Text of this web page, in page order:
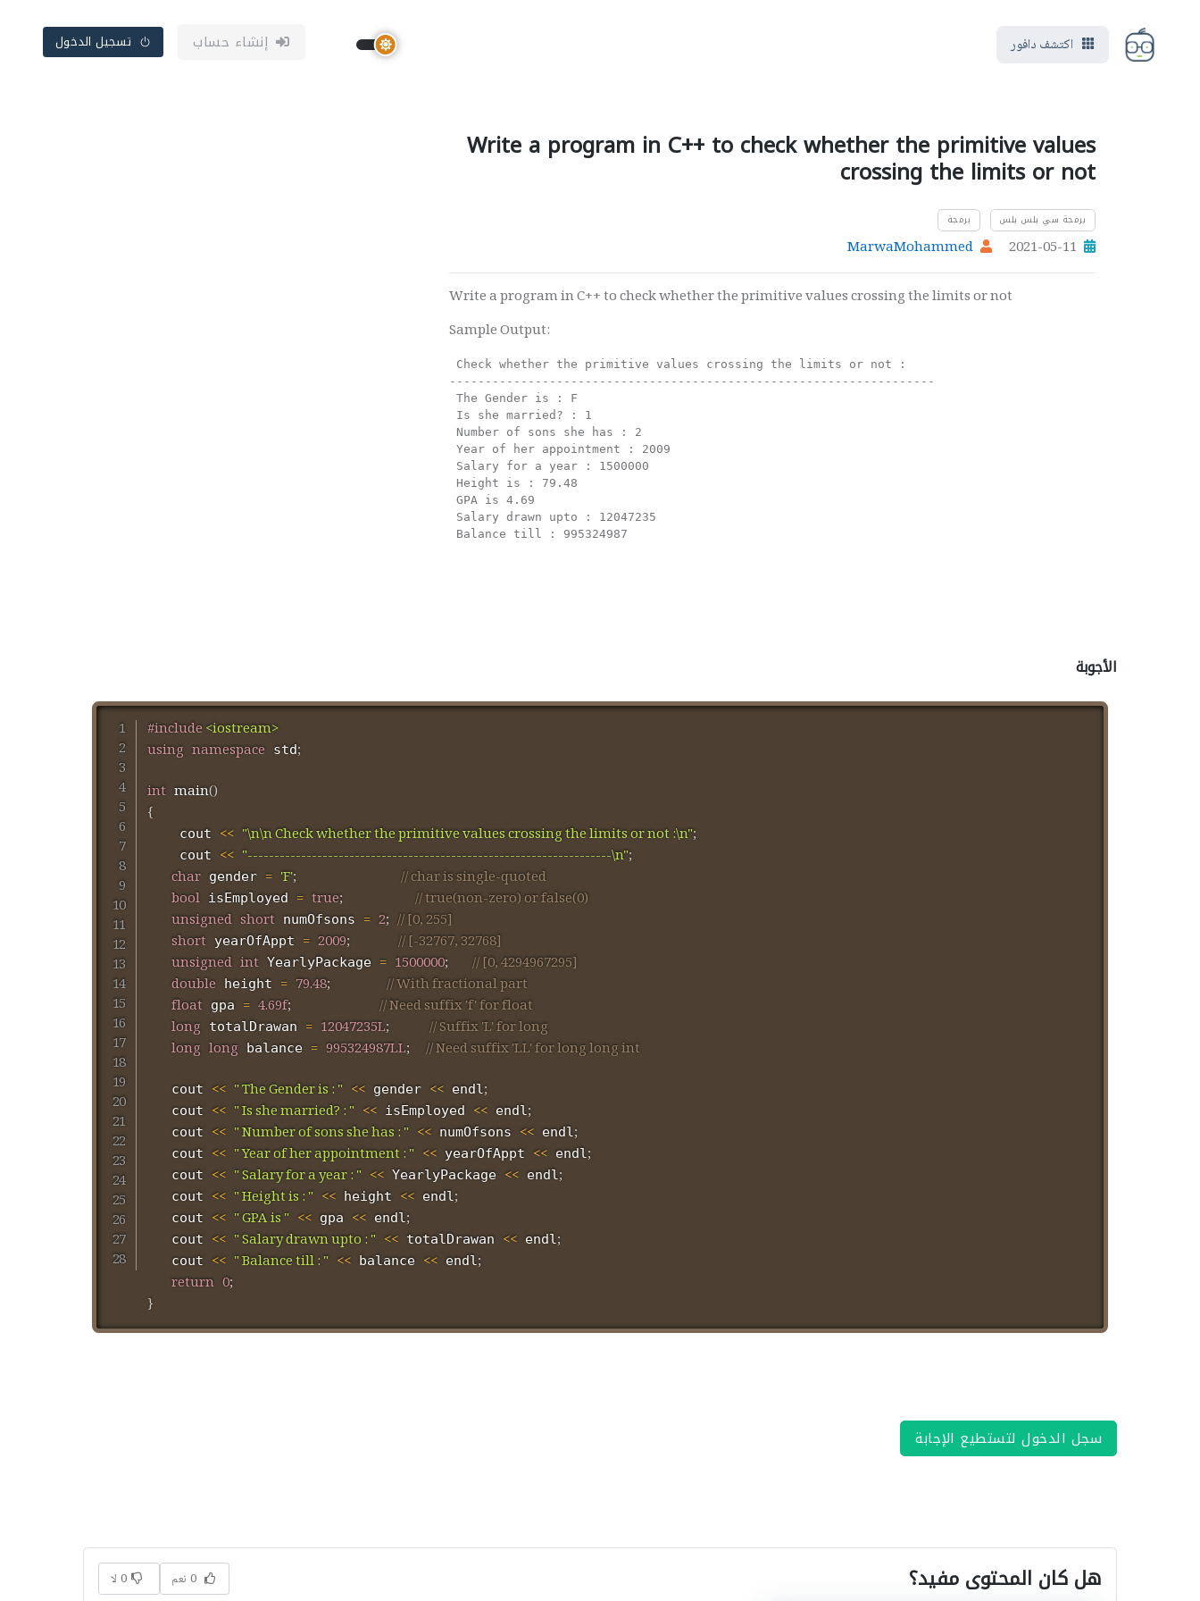
اكتشف دافور إنشاء حساب تسجيل الدخول
Write a program in C++ to check whether the primitive values
crossing the limits or not
برمجة سي بلس بلس برمجة
2021-05-11
MarwaMohammed
Write a program in C++ to check whether the primitive values crossing the limits or not
Sample Output:
Check whether the primitive values crossing the limits or not :
--------------------------------------------------------------------
The Gender is : F
Is she married? : 1
Number of sons she has : 2
Year of her appointment : 2009
Salary for a year : 1500000
Height is : 79.48
GPA is 4.69
Salary drawn upto : 12047235
الأجوبة
#include<iostream>
using namespace std;
int main()
{
    cout
<< "\n\n Check whether the primitive values crossing the limits or not :\n";
	cout
<< "--------------------------------------------------------------------\n";
char gender = 'F';
// char is single-quoted
bool isEmployed = true;
// true(non-zero) or false(0)
unsigned short numOfsons = 2; // [0, 255]
short yearOfAppt = 2009;
// [-32767, 32768]
unsigned int YearlyPackage = 1500000;
// [0, 4294967295]
double height = 79.48;
// With fractional part
float gpa = 4.69f;
// Need suffix 'f' for float
long totalDrawan = 12047235L;
// Suffix 'L' for long
long long balance = 995324987LL; // Need suffix 'LL' for long long int
   cout
<< " The Gender is : " << gender << endl;
   cout
<< " Is she married? : " << isEmployed << endl;
   cout
<< " Number of sons she has : " << numOfsons << endl;
   cout
<< " Year of her appointment : " << yearOfAppt << endl;
   cout
<< " Salary for a year : " << YearlyPackage << endl;
   cout
<< " Height is : " << height << endl;
   cout
<< " GPA is " << gpa << endl;
   cout
<< " Salary drawn upto : " << totalDrawan << endl;
   cout
<< " Balance till : " << balance << endl;
return 0;
}
سجل الدخول لتستطيع الإجابة
هل كان المحتوى مفيد؟ 0 نعم 0 لا